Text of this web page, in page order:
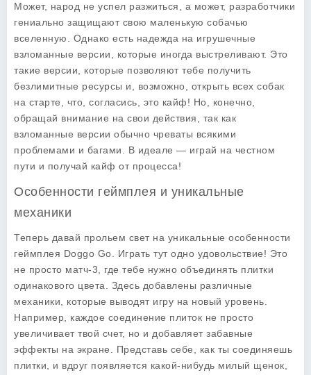
Может, народ не успел разжиться, а может, разработчики
гениально защищают свою маленькую собачью
вселенную. Однако есть надежда на игрушечные
взломанные версии, которые иногда выстреливают. Это
такие версии, которые позволяют тебе получить
безлимитные ресурсы и, возможно, открыть всех собак
на старте, что, согласись, это кайф! Но, конечно,
обращай внимание на свои действия, так как
взломанные версии обычно чреваты всякими
проблемами и багами. В идеале — играй на честном
пути и получай кайф от процесса!
Особенности геймплея и уникальные
механики
Теперь давай прольем свет на уникальные особенности
геймплея Doggo Go . Играть тут одно удовольствие! Это
не просто матч-3, где тебе нужно объединять плитки
одинакового цвета. Здесь добавлены различные
механики, которые выводят игру на новый уровень.
Например, каждое соединение плиток не просто
увеличивает твой счет, но и добавляет забавные
эффекты на экране. Представь себе, как ты соединяешь
плитки, и вдруг появляется какой-нибудь милый щенок,